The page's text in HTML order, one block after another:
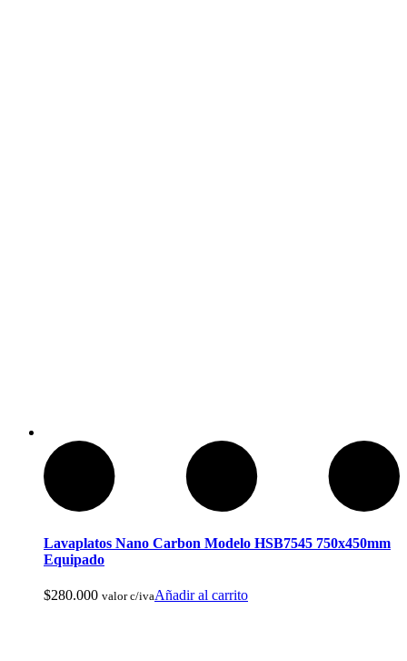
Lavaplatos Nano Carbon Modelo HSB7545 750x450mm
Equipado
$280.000 valor c/ivaAñadir al carrito